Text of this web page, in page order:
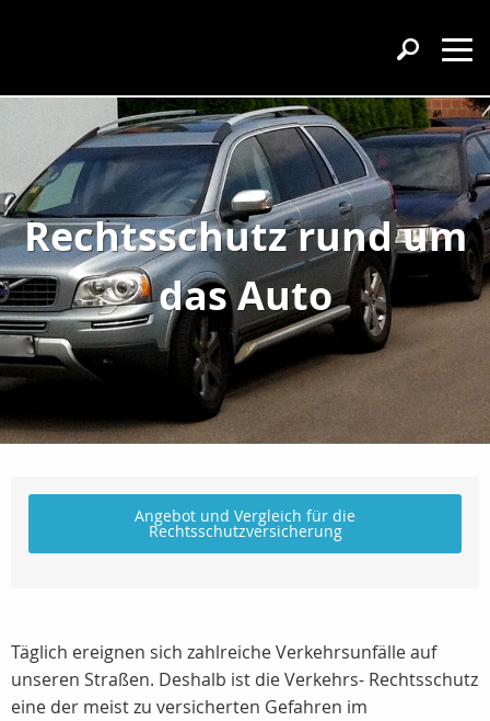
Rechtsschutz rund um
das Auto
Angebot und Vergleich für die
Rechtsschutzversicherung
Täglich ereignen sich zahlreiche Verkehrsunfälle auf
unseren Straßen. Deshalb ist die Verkehrs- Rechtsschutz
eine der meist zu versicherten Gefahren im